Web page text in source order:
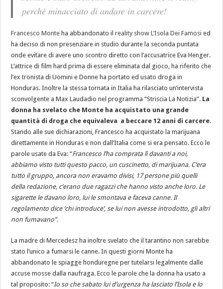
perchè minacciato di andare in carcere!
Francesco Monte ha abbandonato ilreality show L’Isola Dei Famosi ed
ha deciso di non presenziare in studio durante la seconda puntata
onde evitare di avere uno scontro diretto con l’accusatrice Eva Henger.
L’attrice di film hard prima di essere eliminata dal gioco, ha riferito che
l’ex tronista di Uomini e Donne ha portato ed usato droga in
Honduras. Inoltre la stessa tornata in Italia ha rilasciato un’intervista
sconvolgente a Max Laudadio nel programma “Striscia La Notizia”. La
donna ha svelato che Monte ha acquistato una grande
quantità di droga che equivaleva a beccare 12 anni di carcere.
Stando alle sue dichiarazioni, Francesco ha acquistato la marijuana
direttamente in Honduras e non dall’Italia come si era pensato. Ecco le
parole usate da Eva: “Francesco l’ha comprata lì davanti a noi,
abbiamo visto tutti questo pacco, un cuscinetto, di marijuana. C’era
tutto il gruppo, ancora non eravamo divisi, 17 persone più quelli
della redazione, c’erano due ragazzi che hanno visto anche loro. Le
sigarette le davano loro, lui le smontava e faceva canne. Il
regolamento dice ‘chi introduce’, se lui non avesse introdotto, gli altri
non fumavano”.
La madre di Mercedesz ha inoltre svelato che il tarantino non sarebbe
stato l’unico a fumarsi le canne. In questi giorni Monte ha
abbandonato le spiagge honduregne per tutelarsi legalmente dalle
accuse mosse dalla naufraga. Ecco le parole che la donna ha usato a
tal proposito: “Io so che sabato lui d’urgenza ha lasciato l’Isola e lo